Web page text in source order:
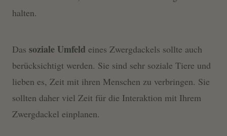
halten.
Das soziale Umfeld eines Zwergdackels sollte auch
berücksichtigt werden. Sie sind sehr soziale Tiere und
lieben es, Zeit mit ihren Menschen zu verbringen. Sie
sollten daher viel Zeit für die Interaktion mit Ihrem
Zwergdackel einplanen.